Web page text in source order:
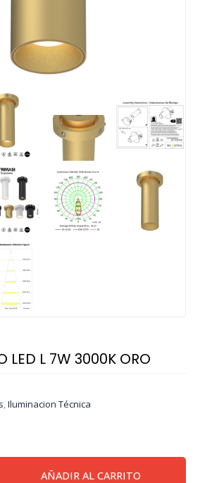
LED L 7W 3000K ORO
,Iluminacion Técnica
AÑADIR AL CARRITO